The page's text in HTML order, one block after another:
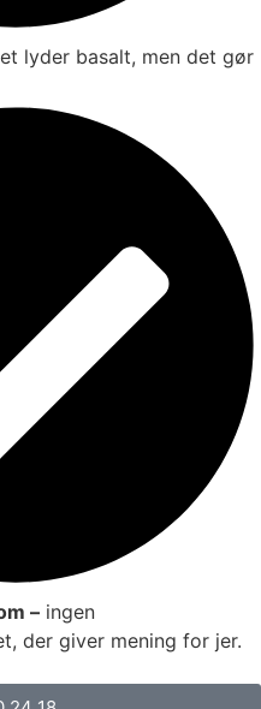
lyder basalt, men det gør
– ingen
der giver mening for jer.